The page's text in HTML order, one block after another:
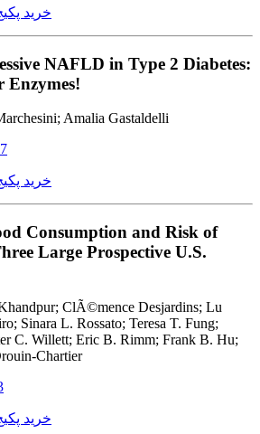
خرید
NAFLD in Type 2 Diabetes:
Enzymes!
Amalia Gastaldelli
خرید
Consumption and Risk of
Large Prospective U.S.
ClÃ©mence Desjardins; Lu
Sinara L. Rossato; Teresa T. Fung;
C. Willett; Eric B. Rimm; Frank B. Hu;
Chartier
خرید